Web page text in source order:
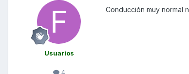
Usuarios
4
Conducción muy normal